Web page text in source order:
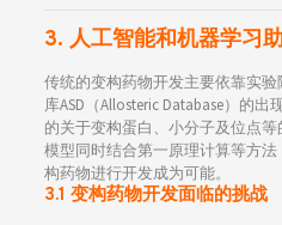
3. 人工智能和机器学习
传统的变构药物开发主要依靠实
库ASD（Allosteric Database）的
的关于变构蛋白、小分子及位点
模型同时结合第一原理计算等方
构药物进行开发成为可能。
3.1 变构药物开发面临的挑战